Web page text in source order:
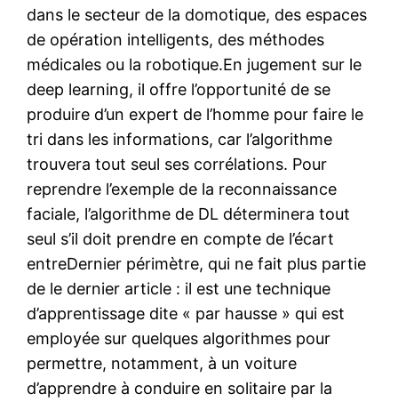
dans le secteur de la domotique, des espaces
de opération intelligents, des méthodes
médicales ou la robotique.En jugement sur le
deep learning, il offre l’opportunité de se
produire d’un expert de l’homme pour faire le
tri dans les informations, car l’algorithme
trouvera tout seul ses corrélations. Pour
reprendre l’exemple de la reconnaissance
faciale, l’algorithme de DL déterminera tout
seul s’il doit prendre en compte de l’écart
entreDernier périmètre, qui ne fait plus partie
de le dernier article : il est une technique
d’apprentissage dite « par hausse » qui est
employée sur quelques algorithmes pour
permettre, notamment, à un voiture
d’apprendre à conduire en solitaire par la